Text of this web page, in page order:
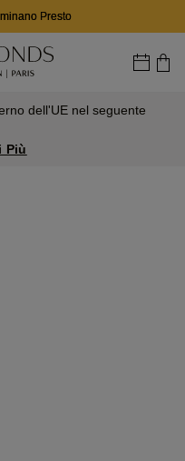
Presto
dell'UE nel seguente
Più